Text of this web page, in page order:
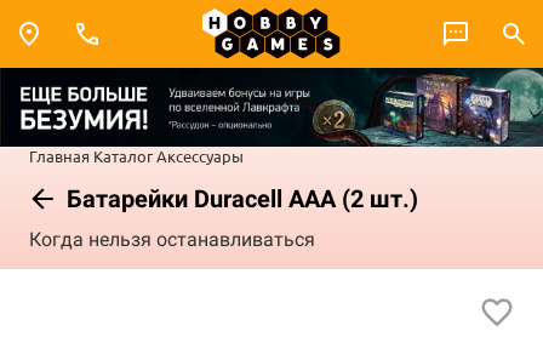
Главная КаталогАксессуары
Батарейки Duracell ААА (2 шт.)
Когда нельзя останавливаться